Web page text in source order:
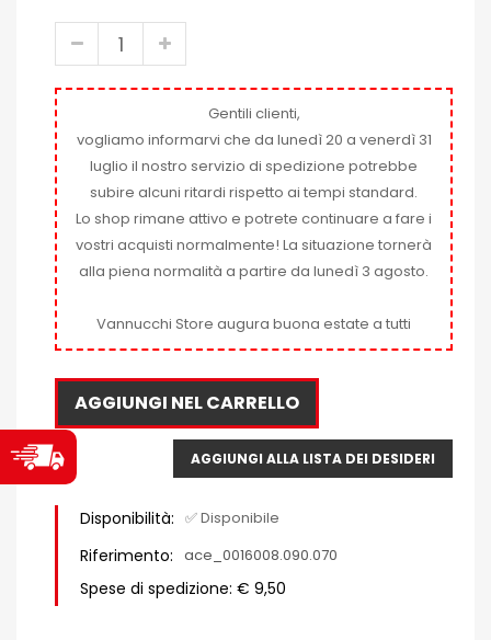
Gentili clienti,
vogliamo informarvi che da lunedì 20 a venerdì 31
luglio il nostro servizio di spedizione potrebbe
subire alcuni ritardi rispetto ai tempi standard.
Lo shop rimane attivo e potrete continuare a fare i
vostri acquisti normalmente! La situazione tornerà
alla piena normalità a partire da lunedì 3 agosto.
Vannucchi Store augura buona estate a tutti
AGGIUNGI NEL CARRELLO
AGGIUNGI ALLA LISTA DEI DESIDERI
Disponibilità: ✅ Disponibile
Riferimento: ace_0016008.090.070
Spese di spedizione: € 9,50